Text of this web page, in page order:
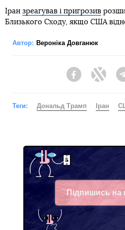
Іран зреагував і пригрозив
Близького Сходу, якщо США
Автор: Вероніка Довганюк
Facebook
Теги: Дональд Трамп Іран
Підпишись на
Telegram